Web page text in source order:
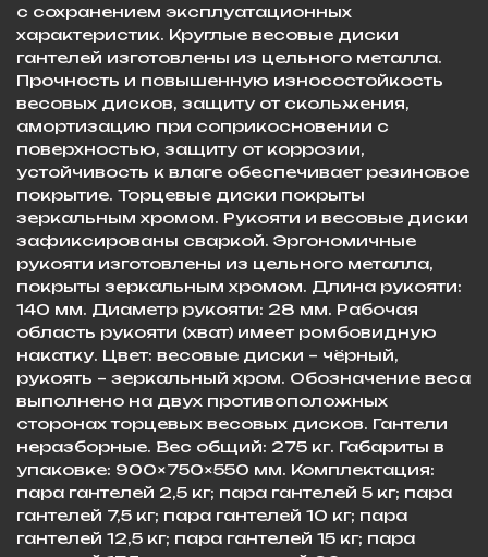
с сохранением эксплуатационных
характеристик. Круглые весовые диски
гантелей изготовлены из цельного металла.
Прочность и повышенную износостойкость
весовых дисков, защиту от скольжения,
амортизацию при соприкосновении с
поверхностью, защиту от коррозии,
устойчивость к влаге обеспечивает резиновое
покрытие. Торцевые диски покрыты
зеркальным хромом. Рукояти и весовые диски
зафиксированы сваркой. Эргономичные
рукояти изготовлены из цельного металла,
покрыты зеркальным хромом. Длина рукояти:
140 мм. Диаметр рукояти: 28 мм. Рабочая
область рукояти (хват) имеет ромбовидную
накатку. Цвет: весовые диски – чёрный,
рукоять – зеркальный хром. Обозначение веса
выполнено на двух противоположных
сторонах торцевых весовых дисков. Гантели
неразборные. Вес общий: 275 кг. Габариты в
упаковке: 900×750×550 мм. Комплектация:
пара гантелей 2,5 кг; пара гантелей 5 кг; пара
гантелей 7,5 кг; пара гантелей 10 кг; пара
гантелей 12,5 кг; пара гантелей 15 кг; пара